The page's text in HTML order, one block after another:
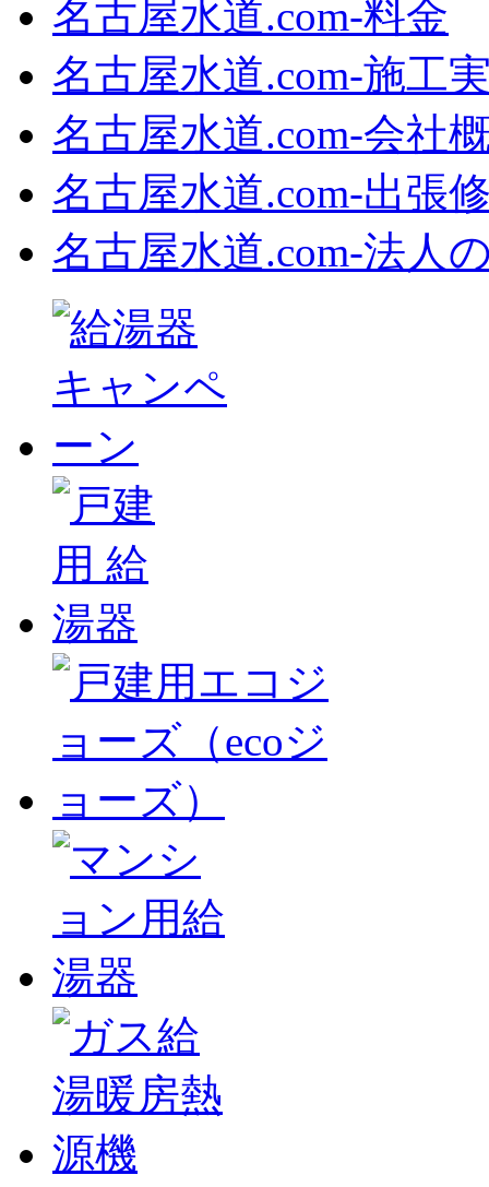
名古屋水道.com‐料金
名古屋水道.com‐施工
名古屋水道.com‐会社
名古屋水道.com‐出張
名古屋水道.com‐法人